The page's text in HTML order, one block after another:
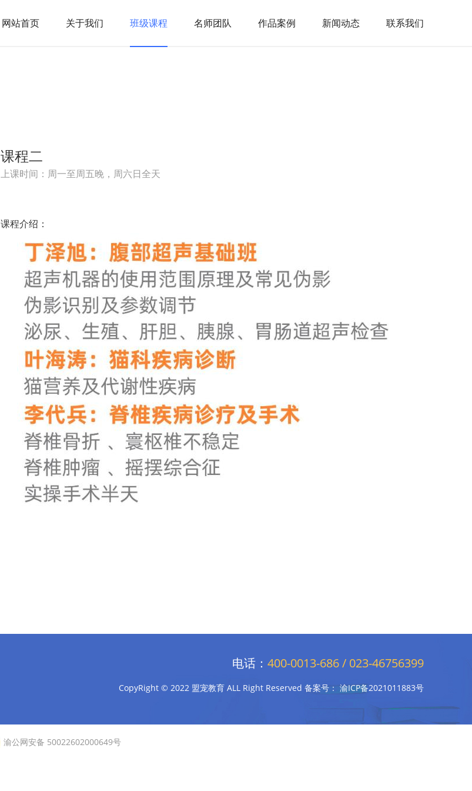
网站首页 关于我们 班级课程 名师团队 作品案例 新闻动态 联系我们
课程二
上课时间：周一至周五晚，周六日全天
课程介绍：
电话： 400-0013-686 / 023-46756399
CopyRight © 2022 盟宠教育 ALL Right Reserved 备案号： 渝ICP备2021011883号
渝公网安备 50022602000649号